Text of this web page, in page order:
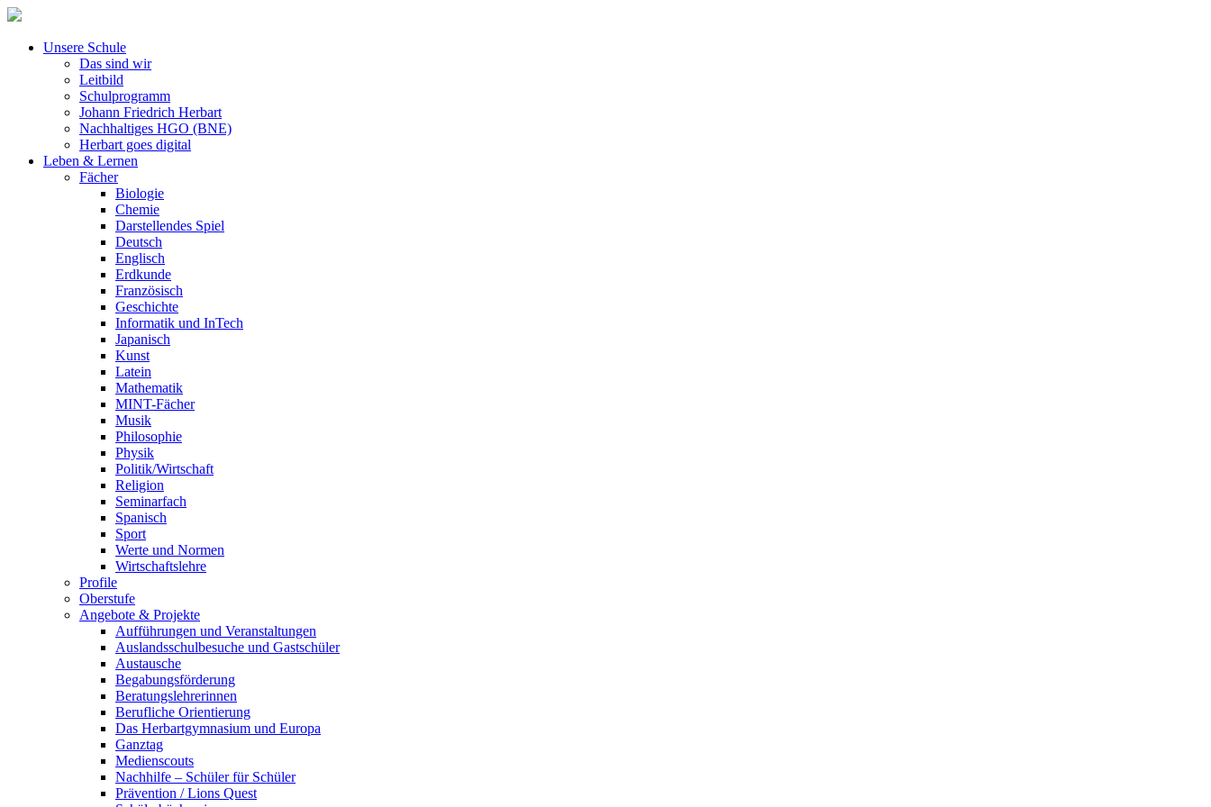
Unsere Schule
Das sind wir
Leitbild
Schulprogramm
Johann Friedrich Herbart
Nachhaltiges HGO (BNE)
Herbart goes digital
Leben & Lernen
Fächer
Biologie
Chemie
Darstellendes Spiel
Deutsch
Englisch
Erdkunde
Französisch
Geschichte
Informatik und InTech
Japanisch
Kunst
Latein
Mathematik
MINT-Fächer
Musik
Philosophie
Physik
Politik/Wirtschaft
Religion
Seminarfach
Spanisch
Sport
Werte und Normen
Wirtschaftslehre
Profile
Oberstufe
Angebote & Projekte
Aufführungen und Veranstaltungen
Auslandsschulbesuche und Gastschüler
Austausche
Begabungsförderung
Beratungslehrerinnen
Berufliche Orientierung
Das Herbartgymnasium und Europa
Ganztag
Medienscouts
Nachhilfe – Schüler für Schüler
Prävention / Lions Quest